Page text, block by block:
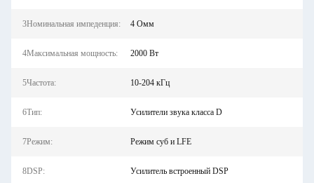
3Номинальная импеденция: 4 Омм
4Максимальная мощность: 2000 Вт
5Частота: 10-204 кГц
6Тип: Усилители звука класса D
7Режим: Режим суб и LFE
8DSP: Усилитель встроенный DSP